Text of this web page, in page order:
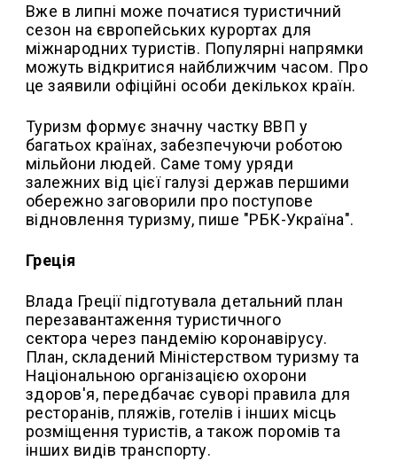
Вже в липні може початися туристичний
сезон на європейських курортах для
міжнародних туристів. Популярні напрямки
можуть відкритися найближчим часом. Про
це заявили офіційні особи декількох країн.
Туризм формує значну частку ВВП у
багатьох країнах, забезпечуючи роботою
мільйони людей. Саме тому уряди
залежних від цієї галузі держав першими
обережно заговорили про поступове
відновлення туризму, пише "РБК-Україна".
Греція
Влада Греції підготувала детальний план
перезавантаження туристичного
сектора через пандемію коронавірусу.
План, складений Міністерством туризму та
Національною організацією охорони
здоров'я, передбачає суворі правила для
ресторанів, пляжів, готелів і інших місць
розміщення туристів, а також поромів та
інших видів транспорту.